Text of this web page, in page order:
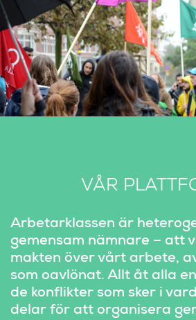
VÅR
Arbetarklassen är
gemensam nämnare – att
makten över vårt arbete,
som oavlönat. Allt åt alla
de konflikter som sker i
delar för att organisera